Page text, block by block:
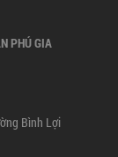
PHÚ GIA
Bình Lợi